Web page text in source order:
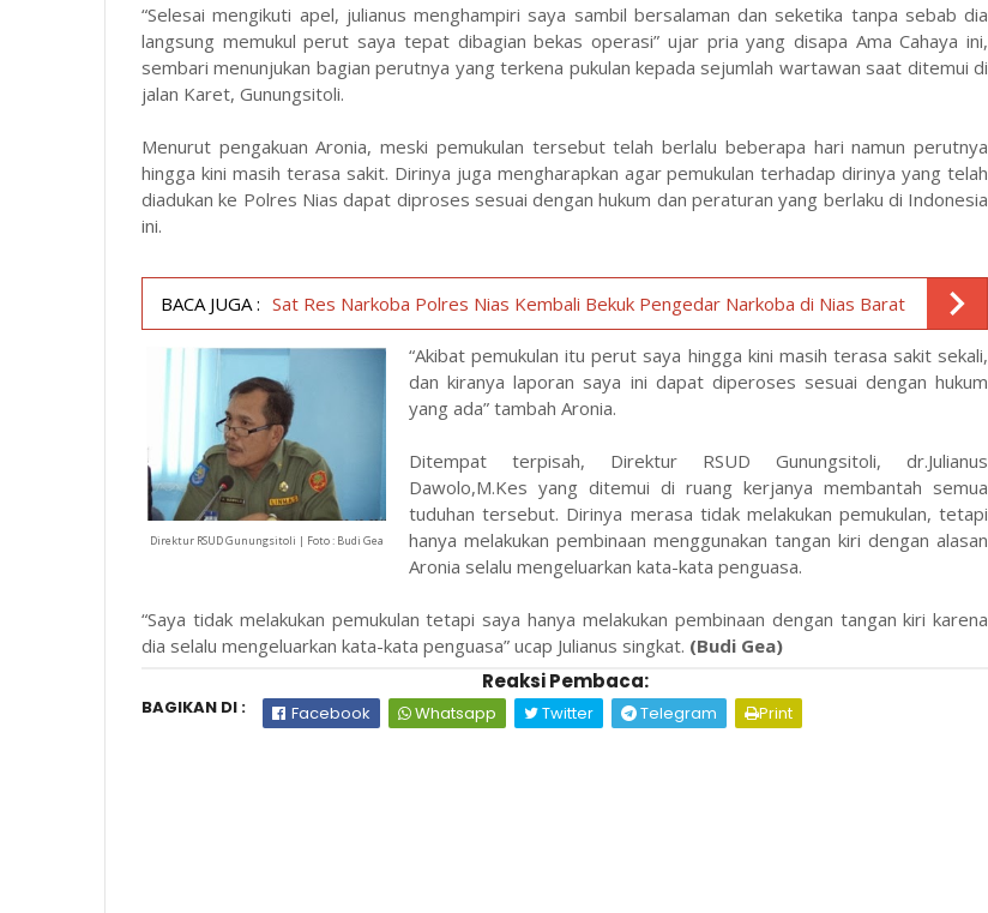
“Selesai mengikuti apel, julianus menghampiri saya sambil bersalaman dan seketika tanpa sebab dia
langsung memukul perut saya tepat dibagian bekas operasi” ujar pria yang disapa Ama Cahaya ini,
sembari menunjukan bagian perutnya yang terkena pukulan kepada sejumlah wartawan saat ditemui di
jalan Karet, Gunungsitoli.
Menurut pengakuan Aronia, meski pemukulan tersebut telah berlalu beberapa hari namun perutnya
hingga kini masih terasa sakit. Dirinya juga mengharapkan agar pemukulan terhadap dirinya yang telah
diadukan ke Polres Nias dapat diproses sesuai dengan hukum dan peraturan yang berlaku di Indonesia
ini.
BACA JUGA : Sat Res Narkoba Polres Nias Kembali Bekuk Pengedar Narkoba di Nias Barat
Direktur RSUD Gunungsitoli | Foto : Budi Gea
“Akibat pemukulan itu perut saya hingga kini masih terasa sakit sekali,
dan kiranya laporan saya ini dapat diperoses sesuai dengan hukum
yang ada” tambah Aronia.
Ditempat terpisah, Direktur RSUD Gunungsitoli, dr.Julianus
Dawolo,M.Kes yang ditemui di ruang kerjanya membantah semua
tuduhan tersebut. Dirinya merasa tidak melakukan pemukulan, tetapi
hanya melakukan pembinaan menggunakan tangan kiri dengan alasan
Aronia selalu mengeluarkan kata-kata penguasa.
“Saya tidak melakukan pemukulan tetapi saya hanya melakukan pembinaan dengan tangan kiri karena
dia selalu mengeluarkan kata-kata penguasa” ucap Julianus singkat. (Budi Gea)
Reaksi Pembaca:
BAGIKAN DI : Facebook Whatsapp Twitter Telegram Print